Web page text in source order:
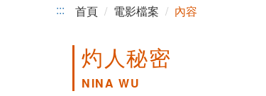
::: 首頁 電影檔案 內容
灼人秘密
NINA WU